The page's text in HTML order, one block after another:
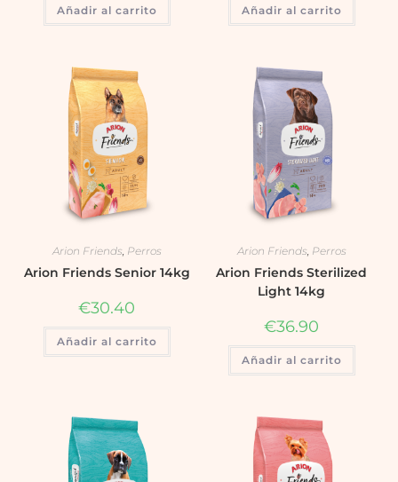
Añadir al carrito Añadir al carrito
Arion Friends Perros
Arion Friends Senior 14kg
€30.40
Añadir al carrito
Arion Friends Perros
Arion Friends Sterilized
Light 14kg
€36.90
Añadir al carrito